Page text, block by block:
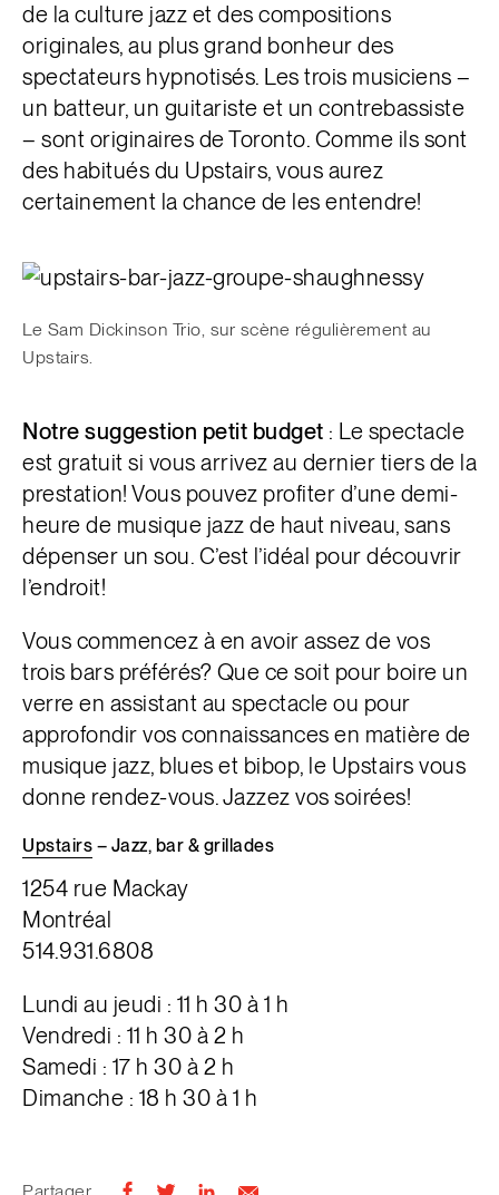
de la culture jazz et des compositions
originales, au plus grand bonheur des
spectateurs hypnotisés. Les trois musiciens –
un batteur, un guitariste et un contrebassiste
– sont originaires de Toronto. Comme ils sont
des habitués du Upstairs, vous aurez
certainement la chance de les entendre!
Le Sam Dickinson Trio, sur scène régulièrement au
Upstairs.
Notre suggestion petit budget : Le spectacle
est gratuit si vous arrivez au dernier tiers de la
prestation! Vous pouvez profiter d’une demi-
heure de musique jazz de haut niveau, sans
dépenser un sou. C’est l’idéal pour découvrir
l’endroit!
Vous commencez à en avoir assez de vos
trois bars préférés? Que ce soit pour boire un
verre en assistant au spectacle ou pour
approfondir vos connaissances en matière de
musique jazz, blues et bibop, le Upstairs vous
donne rendez-vous. Jazzez vos soirées!
Upstairs – Jazz, bar & grillades
1254 rue Mackay
Montréal
514.931.6808
Lundi au jeudi : 11 h 30 à 1 h
Vendredi : 11 h 30 à 2 h
Samedi : 17 h 30 à 2 h
Dimanche : 18 h 30 à 1 h